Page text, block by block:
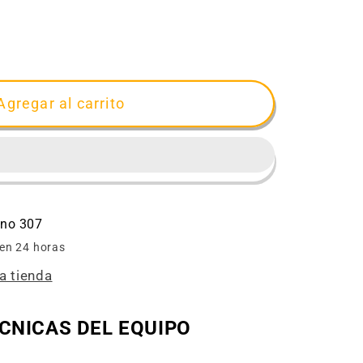
al carrito
307
24 horas
tienda
DEL EQUIPO